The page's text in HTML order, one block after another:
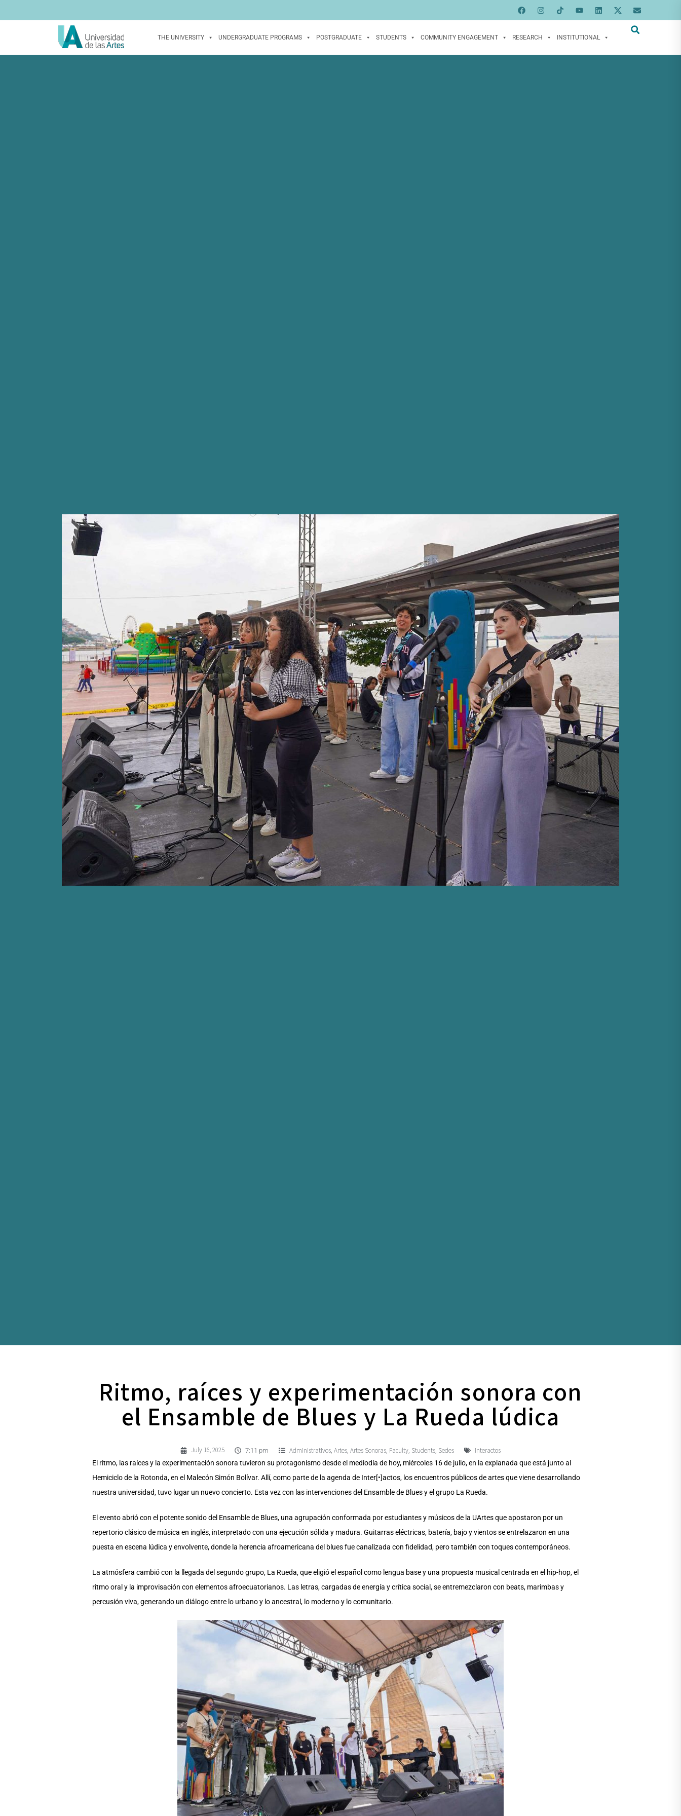
THE UNIVERSITY UNDERGRADUATE PROGRAMS POSTGRADUATE STUDENTS COMMUNITY ENGAGEMENT RESEARCH INSTITUTIONAL
Ritmo, raíces y experimentación sonora con
el Ensamble de Blues y La Rueda lúdica
July 16, 2025 7:11 pm Administrativos Artes Artes Sonoras Faculty Students Sedes interactos
El ritmo, las raíces y la experimentación sonora tuvieron su protagonismo desde el mediodía de hoy, miércoles 16 de julio, en la explanada que está junto al
Hemiciclo de la Rotonda, en el Malecón Simón Bolívar. Allí, como parte de la agenda de Inter[•]actos, los encuentros públicos de artes que viene desarrollando
nuestra universidad, tuvo lugar un nuevo concierto. Esta vez con las intervenciones del Ensamble de Blues y el grupo La Rueda.
El evento abrió con el potente sonido del Ensamble de Blues, una agrupación conformada por estudiantes y músicos de la UArtes que apostaron por un
repertorio clásico de música en inglés, interpretado con una ejecución sólida y madura. Guitarras eléctricas, batería, bajo y vientos se entrelazaron en una
puesta en escena lúdica y envolvente, donde la herencia afroamericana del blues fue canalizada con fidelidad, pero también con toques contemporáneos.
La atmósfera cambió con la llegada del segundo grupo, La Rueda, que eligió el español como lengua base y una propuesta musical centrada en el hip-hop, el
ritmo oral y la improvisación con elementos afroecuatorianos. Las letras, cargadas de energía y crítica social, se entremezclaron con beats, marimbas y
percusión viva, generando un diálogo entre lo urbano y lo ancestral, lo moderno y lo comunitario.